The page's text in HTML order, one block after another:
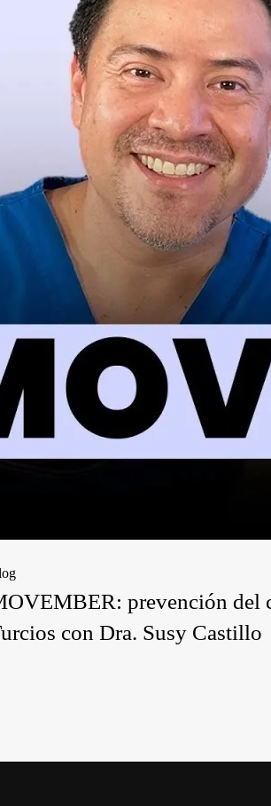
prevención del
con Dra. Susy Castillo